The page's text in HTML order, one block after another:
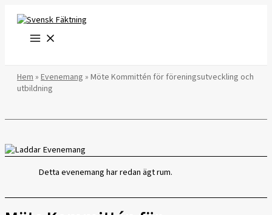
innehåll
Hem» Evenemang » Möte Kommittén för föreningsutveckling och
utbildning
Detta evenemang har redan ägt rum.